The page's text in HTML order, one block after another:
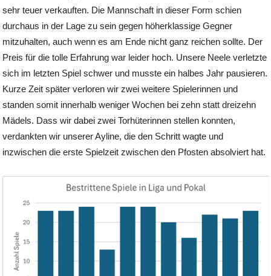
sehr teuer verkauften. Die Mannschaft in dieser Form schien
durchaus in der Lage zu sein gegen höherklassige Gegner
mitzuhalten, auch wenn es am Ende nicht ganz reichen sollte. Der
Preis für die tolle Erfahrung war leider hoch. Unsere Neele verletzte
sich im letzten Spiel schwer und musste ein halbes Jahr pausieren.
Kurze Zeit später verloren wir zwei weitere Spielerinnen und
standen somit innerhalb weniger Wochen bei zehn statt dreizehn
Mädels. Dass wir dabei zwei Torhüterinnen stellen konnten,
verdankten wir unserer Ayline, die den Schritt wagte und
inzwischen die erste Spielzeit zwischen den Pfosten absolviert hat.